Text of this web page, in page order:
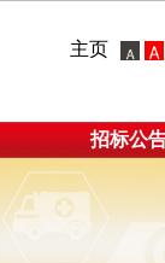
主页
招标公